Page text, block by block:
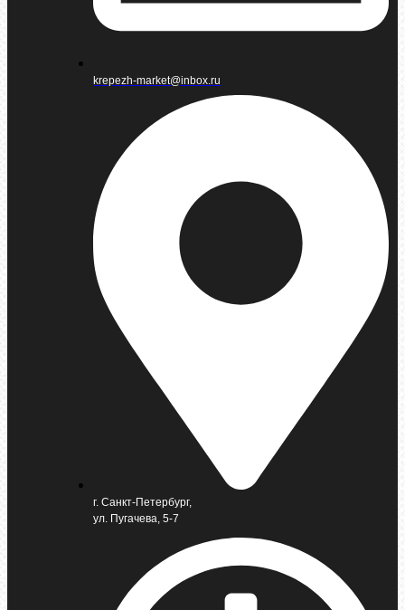
krepezh-market@inbox.ru
г. Санкт-Петербург,
ул. Пугачева, 5-7